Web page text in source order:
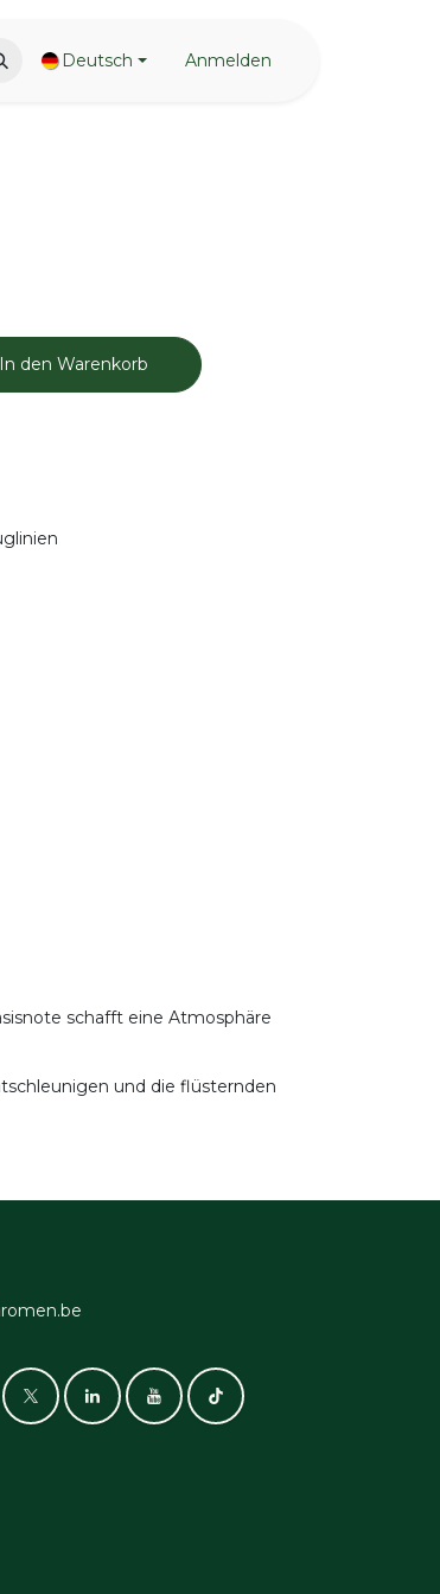
Deutsch Anmelden
In den Warenkorb
schafft eine Atmosphäre
und die flüsternden